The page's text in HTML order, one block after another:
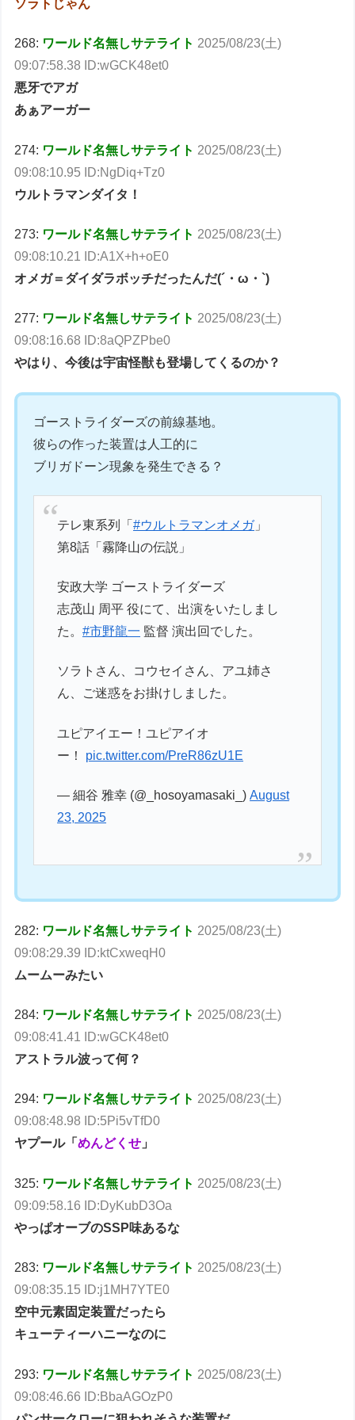
ソラトじゃん
268: ワールド名無しサテライト 2025/08/23(土)
09:07:58.38 ID:wGCK48et0
悪牙でアガ
あぁアーガー
274: ワールド名無しサテライト 2025/08/23(土)
09:08:10.95 ID:NgDiq+Tz0
ウルトラマンダイタ！
273: ワールド名無しサテライト 2025/08/23(土)
09:08:10.21 ID:A1X+h+oE0
オメガ＝ダイダラボッチだったんだ(´・ω・`)
277: ワールド名無しサテライト 2025/08/23(土)
09:08:16.68 ID:8aQPZPbe0
やはり、今後は宇宙怪獣も登場してくるのか？
ゴーストライダーズの前線基地。
彼らの作った装置は人工的に
ブリガドーン現象を発生できる？
テレ東系列「#ウルトラマンオメガ」
第8話「霧降山の伝説」
安政大学 ゴーストライダーズ
志茂山 周平 役にて、出演をいたしまし
た。#市野龍一 監督 演出回でした。
ソラトさん、コウセイさん、アユ姉さ
ん、ご迷惑をお掛けしました。
ユピアイエー！ユピアイオ
ー！ pic.twitter.com/PreR86zU1E
— 細谷 雅幸 (@_hosoyamasaki_)August
23, 2025
282: ワールド名無しサテライト 2025/08/23(土)
09:08:29.39 ID:ktCxweqH0
ムームーみたい
284: ワールド名無しサテライト 2025/08/23(土)
09:08:41.41 ID:wGCK48et0
アストラル波って何？
294: ワールド名無しサテライト 2025/08/23(土)
09:08:48.98 ID:5Pi5vTfD0
ヤプール「めんどくせ 」
325: ワールド名無しサテライト 2025/08/23(土)
09:09:58.16 ID:DyKubD3Oa
やっぱオーブのSSP味あるな
283: ワールド名無しサテライト 2025/08/23(土)
09:08:35.15 ID:j1MH7YTE0
空中元素固定装置だったら
キューティーハニーなのに
293: ワールド名無しサテライト 2025/08/23(土)
09:08:46.66 ID:BbaAGOzP0